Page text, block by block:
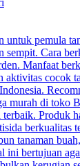
untuk pemula
sempit. Cara
Manfaat
aktivitas cocok
murah di toko
Produk
berkualitas
tanaman
ini bertujuan